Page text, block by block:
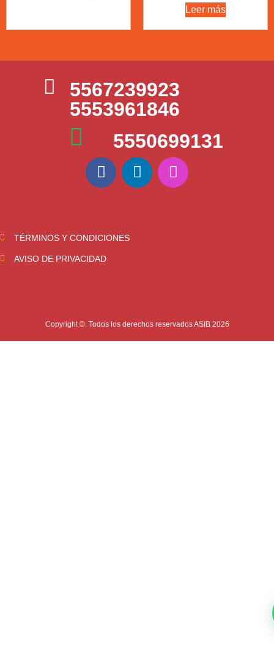
Leer más
5567239923
5553961846
5550699131
TÉRMINOS Y CONDICIONES
AVISO DE PRIVACIDAD
Copyright ©. Todos los derechos reservados ASIB 2026